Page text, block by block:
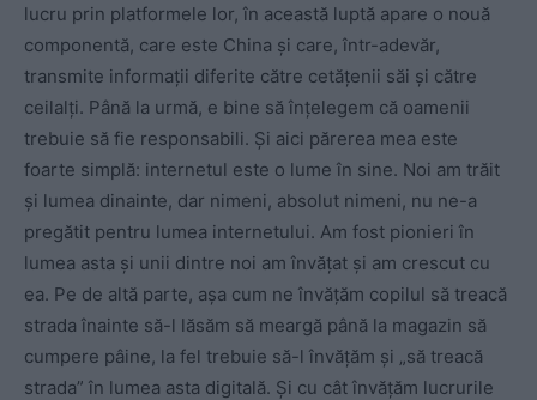
lucru prin platformele lor, în această luptă apare o nouă
componentă, care este China și care, într-adevăr,
transmite informații diferite către cetățenii săi și către
ceilalți. Până la urmă, e bine să înțelegem că oamenii
trebuie să fie responsabili. Și aici părerea mea este
foarte simplă: internetul este o lume în sine. Noi am trăit
și lumea dinainte, dar nimeni, absolut nimeni, nu ne-a
pregătit pentru lumea internetului. Am fost pionieri în
lumea asta și unii dintre noi am învățat și am crescut cu
ea. Pe de altă parte, așa cum ne învățăm copilul să treacă
strada înainte să-l lăsăm să meargă până la magazin să
cumpere pâine, la fel trebuie să-l învățăm și „să treacă
strada” în lumea asta digitală. Și cu cât învățăm lucrurile